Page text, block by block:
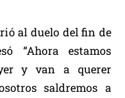
al duelo del fin de
“Ahora estamos
y van a querer
saldremos a